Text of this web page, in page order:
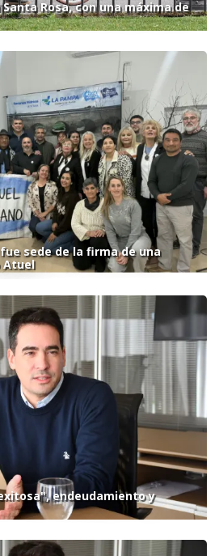
Rosa, con una máxima de
sede de la firma de una
Atuel
endeudamiento y